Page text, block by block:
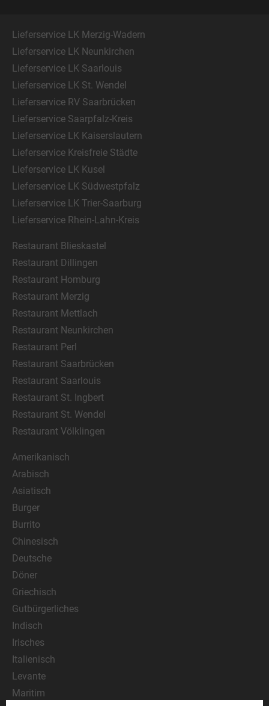
Lieferservice LK Merzig-Wadern
Lieferservice LK Neunkirchen
Lieferservice LK Saarlouis
Lieferservice LK St. Wendel
Lieferservice RV Saarbrücken
Lieferservice Saarpfalz-Kreis
Lieferservice LK Kaiserslautern
Lieferservice Kreisfreie Städte
Lieferservice LK Kusel
Lieferservice LK Südwestpfalz
Lieferservice LK Trier-Saarburg
Lieferservice Rhein-Lahn-Kreis
Restaurant Blieskastel
Restaurant Dillingen
Restaurant Homburg
Restaurant Merzig
Restaurant Mettlach
Restaurant Neunkirchen
Restaurant Perl
Restaurant Saarbrücken
Restaurant Saarlouis
Restaurant St. Ingbert
Restaurant St. Wendel
Restaurant Völklingen
Amerikanisch
Arabisch
Asiatisch
Burger
Burrito
Chinesisch
Deutsche
Döner
Griechisch
Gutbürgerliches
Indisch
Irisches
Italienisch
Levante
Maritim